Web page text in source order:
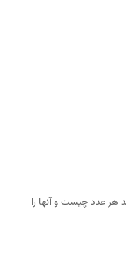
هر عدد چیست و آنها را